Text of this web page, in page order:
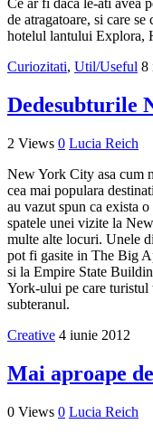
Ce ar fi daca le-ati avea
de atragatoare, si care
hotelul lantului Explora,
Curiozitati, Util/Useful 8
Dedesubturile
2 Views 0 Lucia Reich
New York City asa cum
cea mai populara
au vazut spun ca exista
spatele unei vizite la
multe alte locuri. Unele
pot fi gasite in The Big
si la Empire State
York-ului pe care turistul
subteranul.
Creative 4 iunie 2012
Mai aproape
0 Views 0 Lucia Reich